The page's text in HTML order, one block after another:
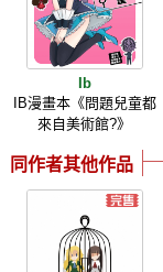
Ib
IB漫畫本《問題兒童都
來自美術館?》
同作者其他作品